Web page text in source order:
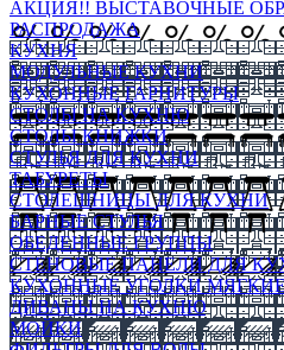
АКЦИЯ!! ВЫСТАВОЧНЫЕ
РАСПРОДАЖА
КУХНЯ
МОДУЛЬНЫЕ КУХНИ
КУХОННЫЕ ГАРНИТУРЫ
СТОЛЫ НА КУХНЮ
СТОЛЫ КНИЖКИ
СТУЛЬЯ ДЛЯ КУХНИ
ТАБУРЕТЫ
СТОЛЕШНИЦЫ ДЛЯ КУХНИ
БАРНЫЕ СТУЛЬЯ
ОБЕДЕННЫЕ ГРУППЫ
СТЕНОВЫЕ ПАНЕЛИ ДЛЯ
КУХОННЫЕ УГОЛКИ
ДИВАНЫ НА КУХНЮ
МОЙКИ